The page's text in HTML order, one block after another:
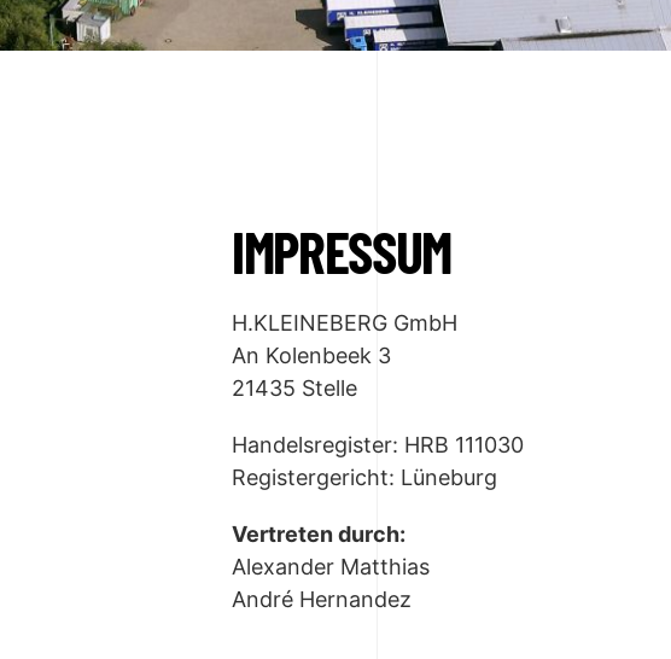
IMPRESSUM
H.KLEINEBERG GmbH
An Kolenbeek 3
21435 Stelle
Handelsregister: HRB 111030
Registergericht: Lüneburg
Vertreten durch:
Alexander Matthias
André Hernandez